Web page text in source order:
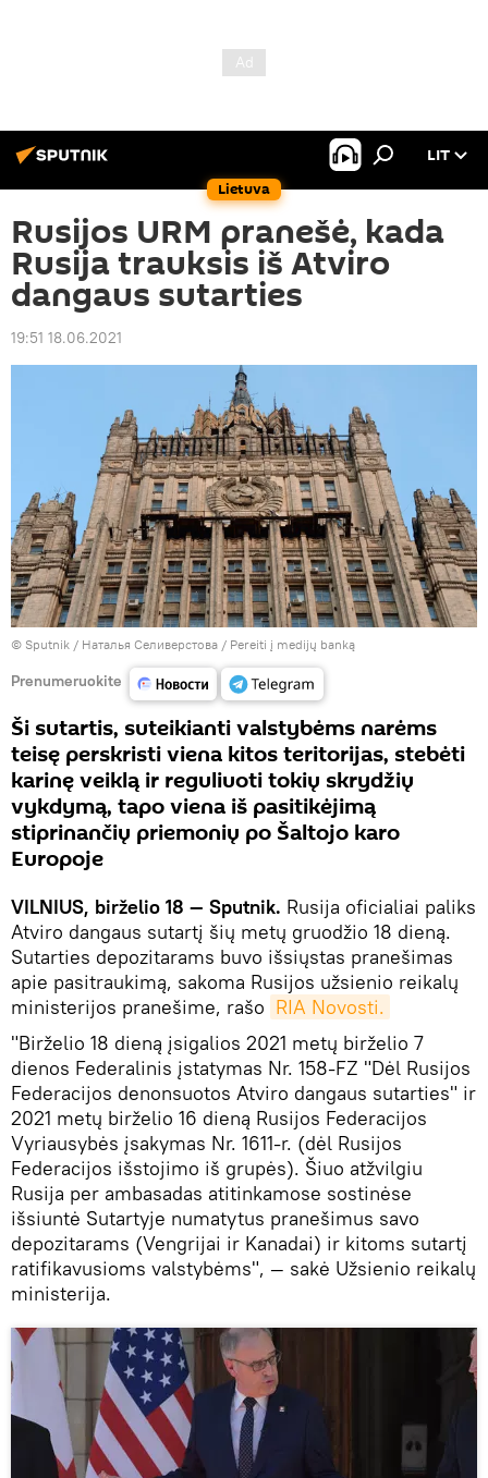
Lietuva
LIT
Rusijos URM pranešė, kada
Rusija trauksis iš Atviro
dangaus sutarties
19:51 18.06.2021
© Sputnik / Наталья Селиверстова / Pereiti į medijų banką
Prenumeruokite
Ši sutartis, suteikianti valstybėms narėms
teisę perskristi viena kitos teritorijas, stebėti
karinę veiklą ir reguliuoti tokių skrydžių
vykdymą, tapo viena iš pasitikėjimą
stiprinančių priemonių po Šaltojo karo
Europoje
VILNIUS, birželio 18 — Sputnik. Rusija oficialiai paliks
Atviro dangaus sutartį šių metų gruodžio 18 dieną.
Sutarties depozitarams buvo išsiųstas pranešimas
apie pasitraukimą, sakoma Rusijos užsienio reikalų
ministerijos pranešime, rašo RIA Novosti.
"Birželio 18 dieną įsigalios 2021 metų birželio 7
dienos Federalinis įstatymas Nr. 158-FZ "Dėl Rusijos
Federacijos denonsuotos Atviro dangaus sutarties" ir
2021 metų birželio 16 dieną Rusijos Federacijos
Vyriausybės įsakymas Nr. 1611-r. (dėl Rusijos
Federacijos išstojimo iš grupės). Šiuo atžvilgiu
Rusija per ambasadas atitinkamose sostinėse
išsiuntė Sutartyje numatytus pranešimus savo
depozitarams (Vengrijai ir Kanadai) ir kitoms sutartį
ratifikavusioms valstybėms", — sakė Užsienio reikalų
ministerija.